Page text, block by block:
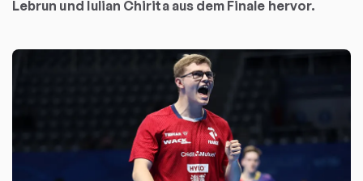
Lebrun und Iulian Chirita aus dem Finale hervor.